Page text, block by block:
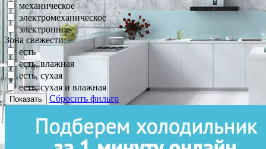
механическое
электромеханическое
электронное
Зона свежести:
есть
есть, влажная
есть, сухая
есть, сухая и влажная
Показать Сбросить фильтр